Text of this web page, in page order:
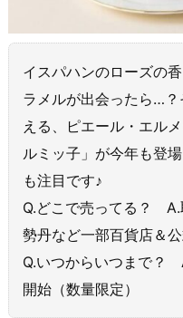
イスパハンのローズの
ラメルが出会ったら…
える、ピエール・エル
ルミッ子」が今年も登
も注目です♪
Q.どこで売ってる？ A.
勢丹など一部百貨店＆
Q.いつからいつまで？
開始（数量限定）